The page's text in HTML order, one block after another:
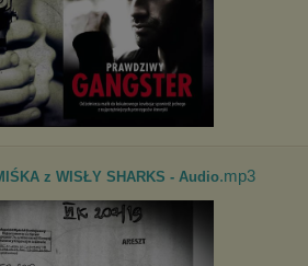
z WISŁY SHARKS - Audio.mp3